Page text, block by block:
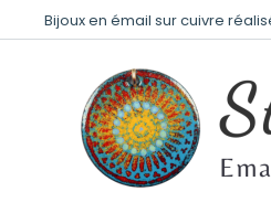
Bijoux en émail sur cuivre